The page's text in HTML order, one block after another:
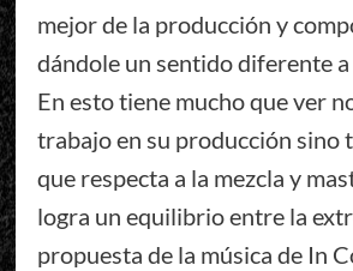
mejor de la producción y
dándole un sentido diferente
En esto tiene mucho que ver
trabajo en su producción sino
que respecta a la mezcla y
logra un equilibrio entre la
propuesta de la música de In